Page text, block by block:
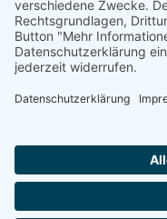
Ansprechpartner
Anmeldung
Kontakt
Kontaktformular